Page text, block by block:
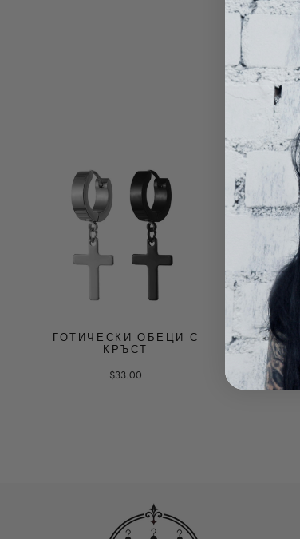
ГОТИЧЕСКИ ОБЕЦИ С
КРЪСТ
$33.00